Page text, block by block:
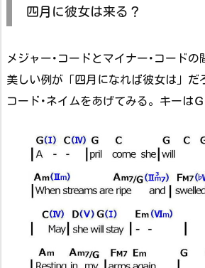
四月に彼女は来る？
メジャー･コードとマイナー･コードの
美しい例が「四月になれば彼女は」だ
コード･ネイムをあげてみる。キーはＧ